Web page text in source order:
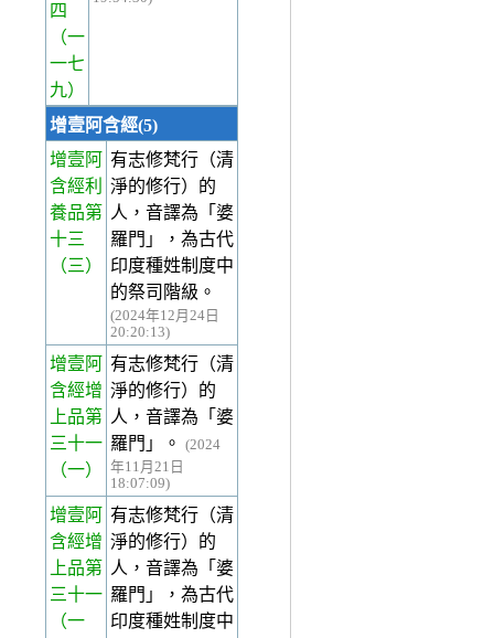
四
（一
一七
九）
增壹阿含經(5)
增壹阿
含經利
養品第
十三
（三）
有志修梵行（清
淨的修行）的
人，音譯為「婆
羅門」，為古代
印度種姓制度中
的祭司階級。
(2024年12月24日
20:20:13)
增壹阿
含經增
上品第
三十一
（一）
有志修梵行（清
淨的修行）的
人，音譯為「婆
羅門」。
(2024
年11月21日
18:07:09)
增壹阿
含經增
上品第
三十一
（一
有志修梵行（清
淨的修行）的
人，音譯為「婆
羅門」，為古代
印度種姓制度中